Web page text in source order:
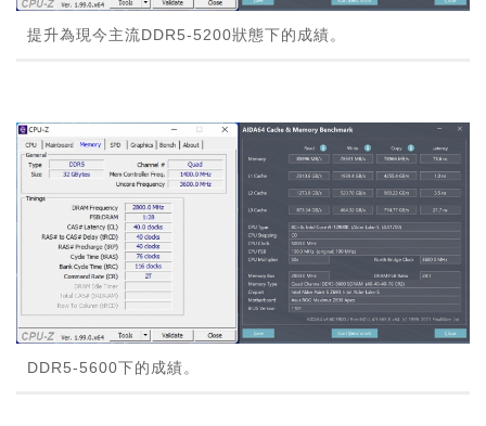
提升為現今主流DDR5-5200狀態下的成績。
DDR5-5600下的成績。